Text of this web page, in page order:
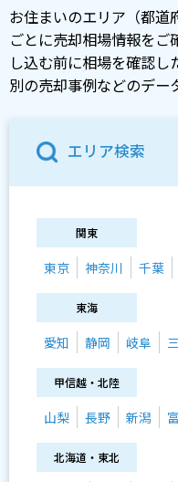
お住まいのエリア（都道
ごとに売却相場情報をご
し込む前に相場を確認
別の売却事例などのデー
エリア検索
関東
東京 神奈川 千葉
東海
愛知 静岡 岐阜
甲信越・北陸
山梨 長野 新潟
北海道・東北